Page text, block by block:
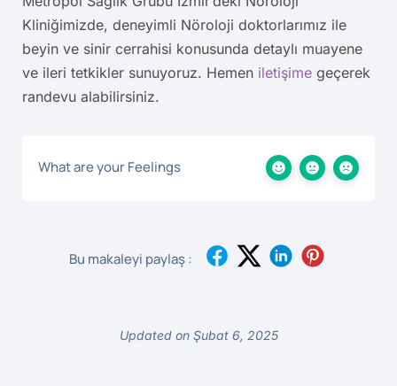
Kliniğimizde, deneyimli Nöroloji doktorlarımız ile
beyin ve sinir cerrahisi konusunda detaylı muayene
ve ileri tetkikler sunuyoruz. Hemen iletişime geçerek
randevu alabilirsiniz.
What are your Feelings
Bu makaleyi paylaş :
Updated on Şubat 6, 2025